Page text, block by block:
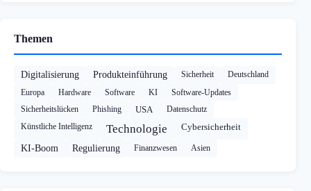
Themen
Digitalisierung Produkteinführung Sicherheit
Deutschland
Europa
Hardware Software KI
Software-Updates
Sicherheitslücken
Phishing USA
Datenschutz
Künstliche Intelligenz
Technologie Cybersicherheit
KI-Boom Regulierung Finanzwesen Asien